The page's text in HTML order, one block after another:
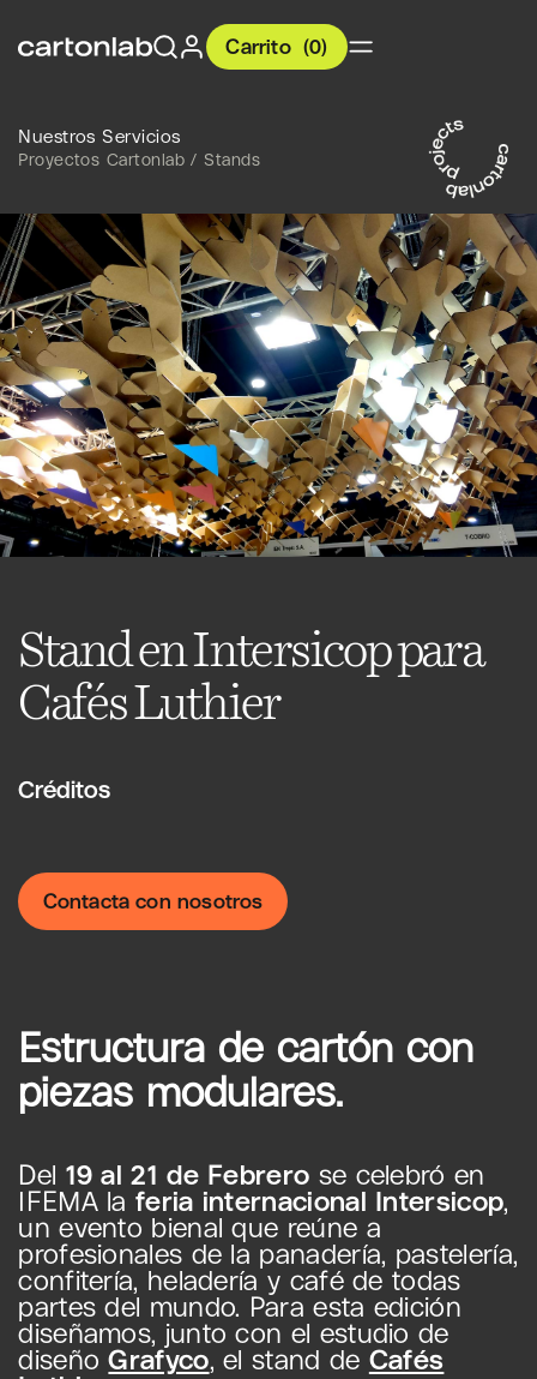
Carrito (0)
Nuestros Servicios
Proyectos Cartonlab / Stands
Stand en Intersicop para
Cafés Luthier
Créditos
Contacta con nosotros
Estructura de cartón con
piezas modulares.
Del 19 al 21 de Febrero se celebró en
IFEMA laferia internacional Intersicop,
un evento bienal que reúne a
profesionales de la panadería, pastelería,
confitería, heladería y café de todas
partes del mundo. Para esta edición
diseñamos, junto con el estudio de
diseñoGrafyco, el stand de Cafés